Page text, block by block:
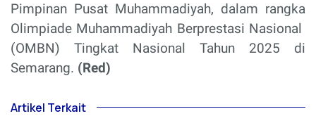
Pimpinan Pusat Muhammadiyah, dalam rangka
Olimpiade Muhammadiyah Berprestasi Nasional
(OMBN) Tingkat Nasional Tahun 2025 di
Semarang. (Red)
Artikel Terkait